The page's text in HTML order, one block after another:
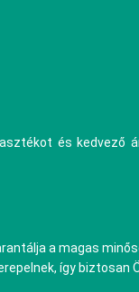
és kedvező
a magas
így biztosan